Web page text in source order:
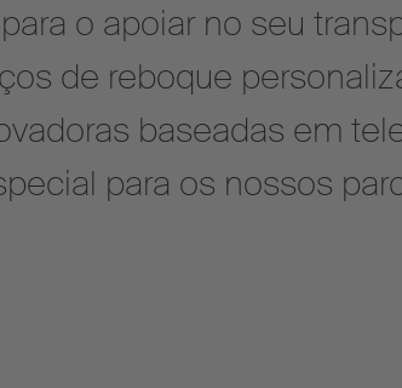
o apoiar no seu
de reboque
baseadas em
para os nossos